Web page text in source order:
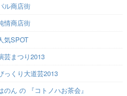
ル商店街
情商店街
気SPOT
芸まつり2013
っくり大道芸2013
のん の 『コトノハお茶会』